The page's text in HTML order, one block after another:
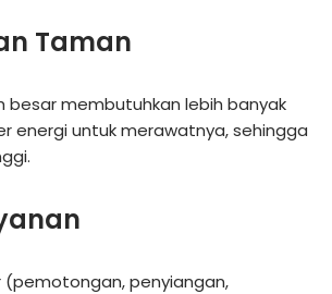
Taman
besar membutuhkan lebih banyak
energi untuk merawatnya, sehingga
penyiangan,